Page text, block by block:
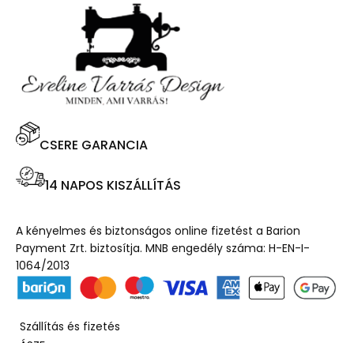
CSERE GARANCIA
14 NAPOS KISZÁLLÍTÁS
A kényelmes és biztonságos online fizetést a Barion
Payment Zrt. biztosítja. MNB engedély száma: H-EN-I-
1064/2013
Szállítás és fizetés